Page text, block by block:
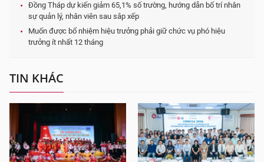
Đồng Tháp dự kiến giảm 65,1% số trường, hướng dẫn bố trí nhân
sự quản lý, nhân viên sau sắp xếp
Muốn được bổ nhiệm hiệu trưởng phải giữ chức vụ phó hiệu
trưởng ít nhất 12 tháng
TIN KHÁC